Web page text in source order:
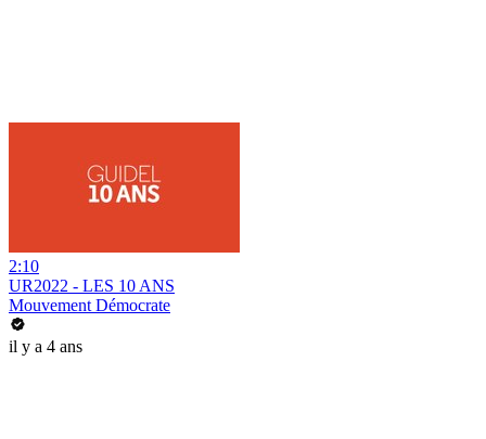
2:10
UR2022 - LES 10 ANS
Mouvement Démocrate
il y a 4 ans